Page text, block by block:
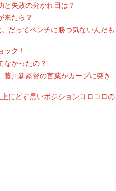
と失敗の分かれ目は？
来たら？
だってベンチに勝つ気ないんだも
ク！
なかったの？
藤川新監督の言葉がカープに突き
にどす黒いポジションコロコロの